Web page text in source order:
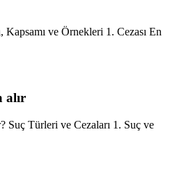
Kapsamı ve Örnekleri 1. Cezası En
alır
Suç Türleri ve Cezaları 1. Suç ve